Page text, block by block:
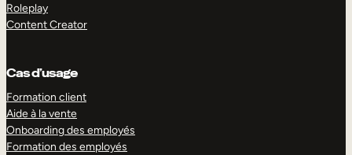
Roleplay
Content Creator
Cas d’usage
Formation client
Aide à la vente
Onboarding des employés
Formation des employés